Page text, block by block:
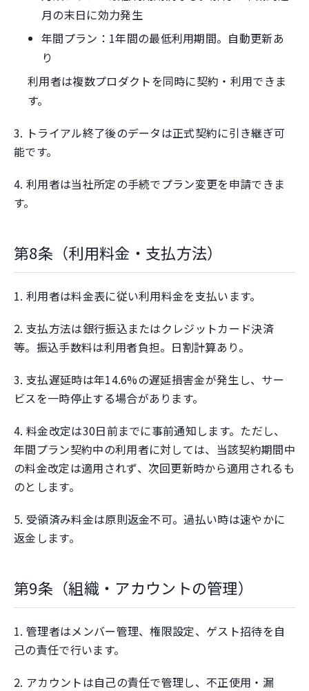
月の末日に効力発生
年間プラン：1年間の最低利用期間。自動更新あ
り
利用者は複数プロダクトを同時に契約・利用できま
す。
3. トライアル終了後のデータは正式契約に引き継ぎ可
能です。
4. 利用者は当社所定の手続でプラン変更を申請できま
す。
第8条（利用料金・支払方法）
1. 利用者は料金表に従い利用料金を支払います。
2. 支払方法は銀行振込またはクレジットカード決済
等。振込手数料は利用者負担。日割計算あり。
3. 支払遅延時は年14.6%の遅延損害金が発生し、サー
ビスを一時停止する場合があります。
4. 料金改定は30日前までに事前通知します。ただし、
年間プラン契約中の利用者に対しては、当該契約期間中
の料金改定は適用されず、次回更新時から適用されるも
のとします。
5. 受領済み料金は原則返金不可。過払い時は速やかに
返金します。
第9条（組織・アカウントの管理）
1. 管理者はメンバー管理、権限設定、ゲスト招待を自
己の責任で行います。
2. アカウントは自己の責任で管理し、不正使用・漏